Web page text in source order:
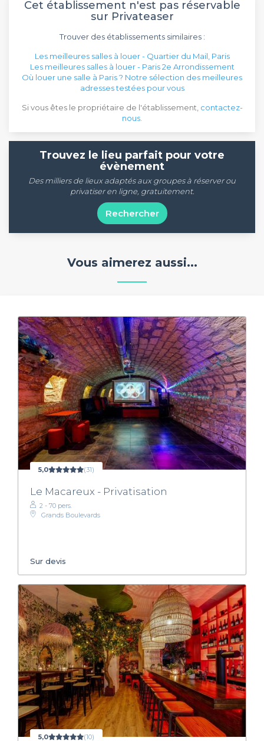
Cet établissement n'est pas réservable
sur Privateaser
Trouver des établissements similaires :
Les meilleures salles à louer - Quartier du Mail, Paris
Les meilleures salles à louer - Paris 2e Arrondissement
Où louer une salle à Paris ? Notre sélection des meilleures
adresses testées pour vous
Si vous êtes le propriétaire de l'établissement, contactez-
nous
Trouvez le lieu parfait pour votre
évènement
Des milliers de lieux adaptés aux groupes à réserver ou
privatiser en ligne, gratuitement.
Rechercher
Vous aimerez aussi...
5,0 (31)
Le Macareux - Privatisation
2 - 70 pers.
Grands Boulevards
Sur devis
5,0 (10)